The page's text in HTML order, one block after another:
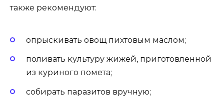
также рекомендуют:
опрыскивать овощ пихтовым маслом;
поливать культуру жижей, приготовленной
из куриного помета;
собирать паразитов вручную;